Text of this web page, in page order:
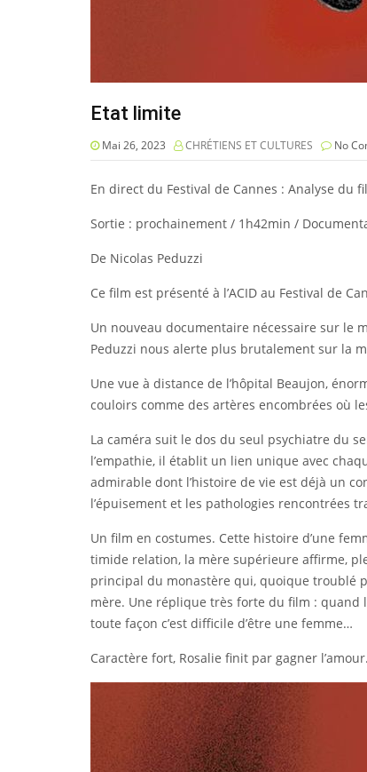
Etat limite
Mai 26, 2023 CHRÉTIENS ET CULTURES No
En direct du Festival de Cannes : Analyse du
Sortie : prochainement / 1h42min /
De Nicolas Peduzzi
Ce film est présenté à l’ACID au Festival de
Un nouveau documentaire nécessaire sur le
Peduzzi nous alerte plus brutalement sur la
Une vue à distance de l’hôpital Beaujon,
couloirs comme des artères encombrées où
La caméra suit le dos du seul psychiatre du
l’empathie, il établit un lien unique avec
admirable dont l’histoire de vie est déjà un
l’épuisement et les pathologies rencontrées
Un film en costumes. Cette histoire d’une
timide relation, la mère supérieure affirme,
principal du monastère qui, quoique troublé
mère. Une réplique très forte du film : quand
toute façon c’est difficile d’être une femme…
Caractère fort, Rosalie finit par gagner